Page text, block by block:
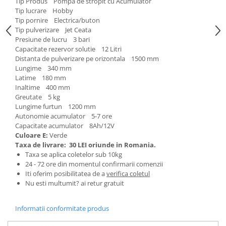
Perii si aparate scame
Stergatoare geam
Umerase pentru haine si suporturi
Uscatoare si standere haine
Bucatarie si electrocasnice
Masini de carnati si accesorii
Espressoare si cafetiere
Masini de piper si nuci
Accesorii si consumabile masini de
tocat carne
Autocolant de bucatarie
Blendere
Ceaune
Dozatoare
Fete de masa
Friteuze
Statii si pistoale de lipit
Statii si pistoale de lipit
Accesorii, consumabile, piese
Accesorii
Acumulatori si incarcatoare scule
electrice
Discuri taiere
Strung
Scule de mana
Accesorii masini de taiat placi
ceramice
Accesorii placi ceramice
Carabine, vartejuri, belciuge
Clesti si truse de sertizare
Foarfeci constructii
Tip lucrare Hobby
Tip pornire Electrica/buton
Tip pulverizare Jet Ceata
Presiune de lucru 3 bari
Capacitate rezervor solutie 12 Litri
Distanta de pulverizare pe orizontala 1500 mm
Lungime 340 mm
Latime 180 mm
Inaltime 400 mm
Greutate 5 kg
Lungime furtun 1200 mm
Autonomie acumulator 5-7 ore
Capacitate acumulator 8Ah/12V
Culoare E: Verde
Taxa de livrare: 30 LEI oriunde in Romania.
Taxa se aplica coletelor sub 10kg
24 - 72 ore din momentul confirmarii comenzii
Iti oferim posibilitatea de averifica coletul
Nu esti multumit? ai retur gratuit
Informatii conformitate produs